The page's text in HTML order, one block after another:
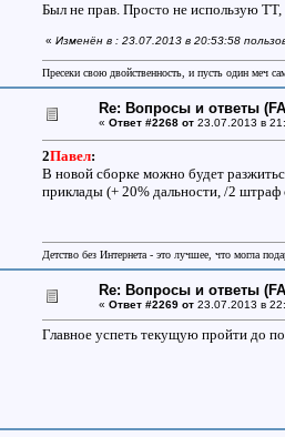
Был не прав. Просто не использую ТТ,
« Изменён в : 23.07.2013 в 20:53:58
Пресеки свою двойственность, и пусть один меч
Re: Вопросы и ответы
« Ответ #2268 от23.07.2013 в
2Павел:
В новой сборке можно будет
приклады (+ 20% дальности, /2
Детство без Интернета - это лучшее, что могла
Re: Вопросы и ответы
« Ответ #2269 от23.07.2013 в
Главное успеть текущую пройти до